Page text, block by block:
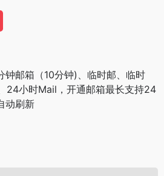
钟邮箱（10分钟)、临时邮、临时
24小时Mail，开通邮箱最长支持24
动刷新